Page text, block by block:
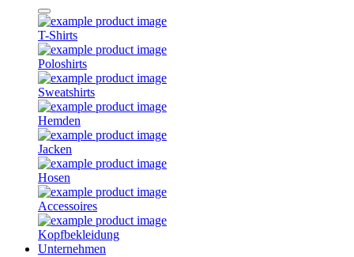
T-Shirts
Poloshirts
Sweatshirts
Hemden
Jacken
Hosen
Accessoires
Kopfbekleidung
Unternehmen